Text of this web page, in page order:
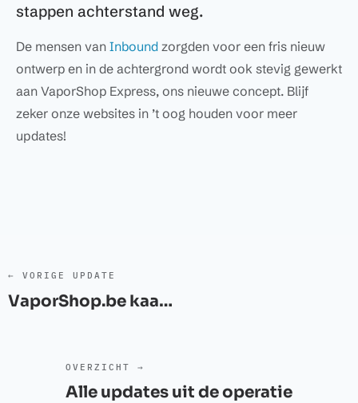
stappen achterstand weg.
De mensen van Inbound zorgden voor een fris nieuw
ontwerp en in de achtergrond wordt ook stevig gewerkt
aan VaporShop Express, ons nieuwe concept. Blijf
zeker onze websites in ’t oog houden voor meer
updates!
← VORIGE UPDATE
VaporShop.be kaartjes aangekomen!
Alle updates uit de operatie